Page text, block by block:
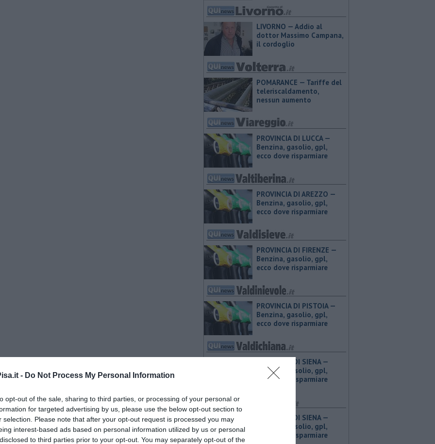
- Do Not Process My Personal Information
opt-out of the sale, sharing to third parties, or processing of your personal or
for targeted advertising by us, please use the below opt-out section to
selection. Please note that after your opt-out request is processed you may
interest-based ads based on personal information utilized by us or personal
to third parties prior to your opt-out. You may separately opt-out of the
LIVORNO — Addio al
dottor Massimo Campana,
il cordoglio
POMARANCE — Tariffe del
teleriscaldamento,
nessun aumento
PROVINCIA DI LUCCA — ​
Benzina, gasolio, gpl,
ecco dove risparmiare
PROVINCIA DI AREZZO — ​
Benzina, gasolio, gpl,
ecco dove risparmiare
PROVINCIA DI FIRENZE — ​
Benzina, gasolio, gpl,
ecco dove risparmiare
PROVINCIA DI PISTOIA — ​
Benzina, gasolio, gpl,
ecco dove risparmiare
PROVINCIA DI SIENA — ​
Benzina, gasolio, gpl,
ecco dove risparmiare
PROVINCIA DI SIENA — ​
Benzina, gasolio, gpl,
ecco dove risparmiare